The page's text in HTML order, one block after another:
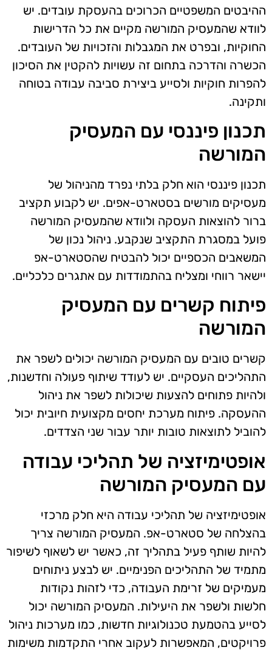
ההיבטים המשפטיים הכרוכים בהעסקת עובדים. יש
לוודא שהמעסיק המורשה מקיים את כל הדרישות
החוקיות, ובפרט את המגבלות והזכויות של העובדים.
הכשרה והדרכה בתחום זה עשויות להקטין את הסיכון
להפרות חוקיות ולסייע ביצירת סביבה עבודה בטוחה
ותקינה.
תכנון פיננסי עם המעסיק
המורשה
תכנון פיננסי הוא חלק בלתי נפרד מהניהול של
מעסיקים מורשים בסטארט-אפים. יש לקבוע תקציב
ברור להוצאות העסקה ולוודא שהמעסיק המורשה
פועל במסגרת התקציב שנקבע. ניהול נכון של
המשאבים הכספיים יכול להבטיח שהסטארט-אפ
יישאר רווחי ומצליח בהתמודדות עם אתגרים כלכליים.
פיתוח קשרים עם המעסיק
המורשה
קשרים טובים עם המעסיק המורשה יכולים לשפר את
התהליכים העסקיים. יש לעודד שיתוף פעולה וחדשנות,
ולהיות פתוחים להצעות שיכולות לשפר את ניהול
ההעסקה. פיתוח מערכת יחסים מקצועית חיובית יכול
להוביל לתוצאות טובות יותר עבור שני הצדדים.
אופטימיזציה של תהליכי עבודה
עם המעסיק המורשה
אופטימיזציה של תהליכי עבודה היא חלק מרכזי
בהצלחה של סטארט-אפ. המעסיק המורשה צריך
להיות שותף פעיל בתהליך זה, כאשר יש לשאוף לשיפור
מתמיד של התהליכים הפנימיים. יש לבצע ניתוחים
מעמיקים של זרימת העבודה, כדי לזהות נקודות
חלשות ולשפר את היעילות. המעסיק המורשה יכול
לסייע בהטמעת טכנולוגיות חדשות, כמו מערכות ניהול
פרויקטים, המאפשרות לעקוב אחרי התקדמות משימות